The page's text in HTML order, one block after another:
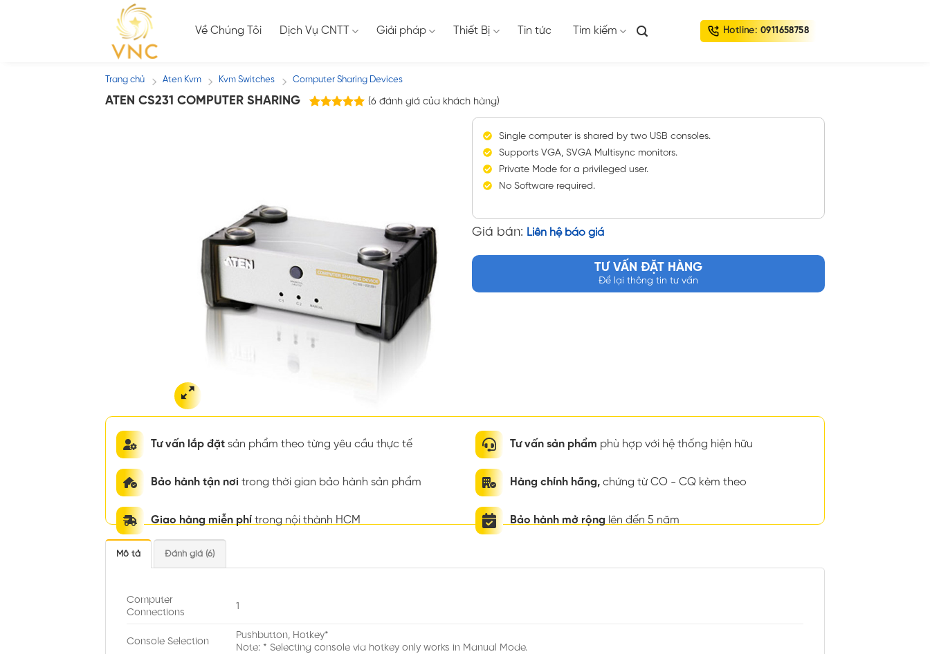
Về Chúng Tôi Dịch Vụ CNTT Giải pháp Thiết Bị Tin tức Tìm kiếm Hotline: 0911658758
Trang chủ / Aten Kvm / Kvm Switches / Computer Sharing Devices
ATEN CS231 COMPUTER SHARING (6đánh giá của khách hàng)
Single computer is shared by two USB consoles.
Supports VGA, SVGA Multisync monitors.
Private Mode for a privileged user.
No Software required.
Giá bán: Liên hệ báo giá
TƯ VẤN ĐẶT HÀNG
Để lại thông tin tư vấn
Tư vấn lắp đặt sản phẩm theo từng yêu cầu thực tế
Bảo hành tận nơi trong thời gian bảo hành sản phẩm
Giao hàng miễn phí trong nội thành HCM
Tư vấn sản phẩm phù hợp với hệ thống hiện hữu
Hàng chính hãng, chứng từ CO - CQ kèm theo
Bảo hành mở rộng lên đến 5 năm
Mô tả Đánh giá (6)
Computer
Connections
1
Console Selection
Pushbutton, Hotkey*
Note: * Selecting console via hotkey only works in Manual Mode.